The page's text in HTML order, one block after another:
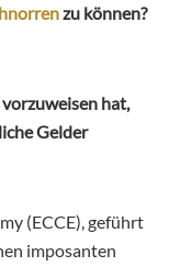
zu können?
hat,
Gelder
(ECCE), geführt
imposanten